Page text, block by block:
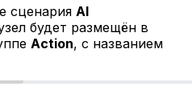
сценария Al
будет размещён в
Action, с названием